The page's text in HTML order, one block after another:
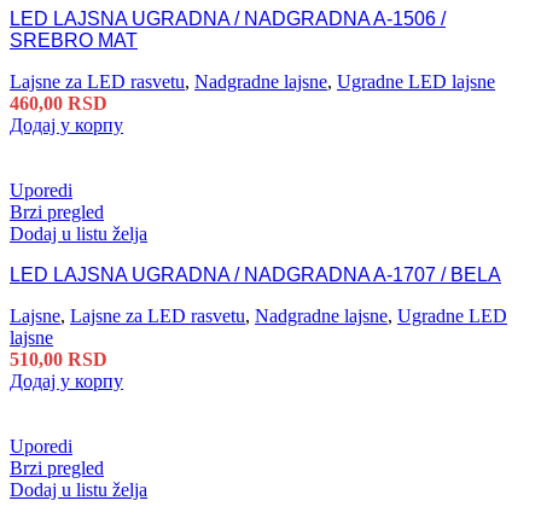
LED LAJSNA UGRADNA / NADGRADNA A-1506 /
SREBRO MAT
Lajsne za LED rasvetu, Nadgradne lajsne, Ugradne LED lajsne
460,00 RSD
Додај у корпу
Uporedi
Brzi pregled
Dodaj u listu želja
LED LAJSNA UGRADNA / NADGRADNA A-1707 / BELA
Lajsne, Lajsne za LED rasvetu, Nadgradne lajsne, Ugradne LED
lajsne
510,00 RSD
Додај у корпу
Uporedi
Brzi pregled
Dodaj u listu želja